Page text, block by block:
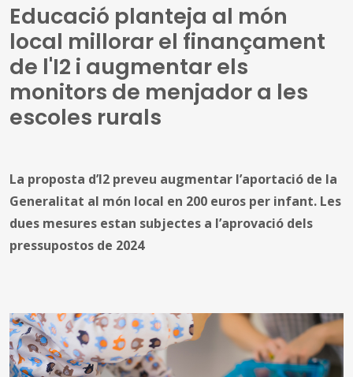
Educació planteja al món
local millorar el finançament
de l'I2 i augmentar els
monitors de menjador a les
escoles rurals
La proposta d’I2 preveu augmentar l’aportació de la
Generalitat al món local en 200 euros per infant. Les
dues mesures estan subjectes a l’aprovació dels
pressupostos de 2024